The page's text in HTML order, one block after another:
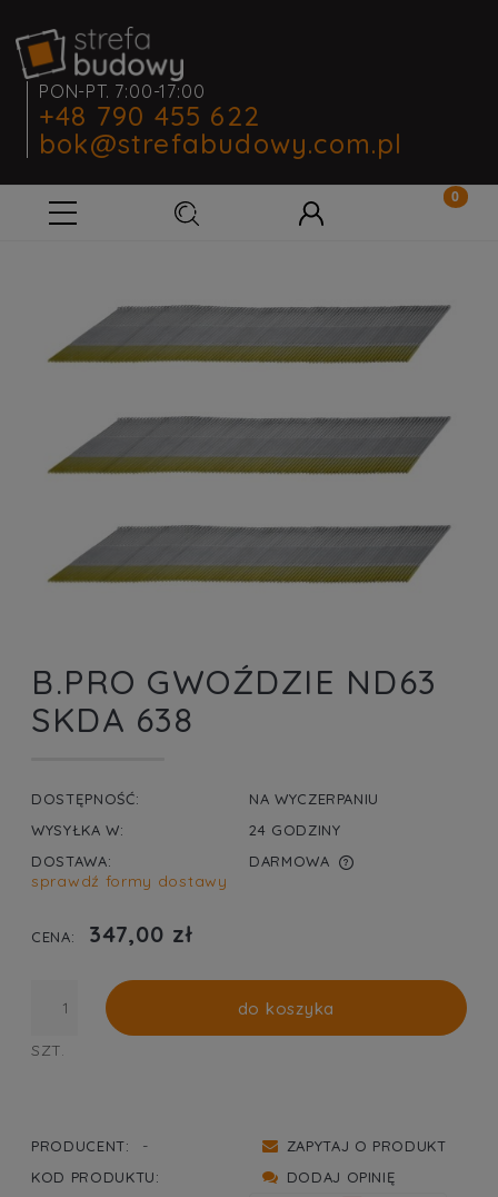
PON-PT. 7:00-17:00
+48 790 455 622
bok@strefabudowy.com.pl
B.PRO GWOŹDZIE ND63
SKDA 638
DOSTĘPNOŚĆ:
NA WYCZERPANIU
WYSYŁKA W:
24 GODZINY
DOSTAWA:
DARMOWA
CENA NIE ZAWIERA EWENTUALNYCH KOSZTÓW
sprawdź formy dostawy
CENA: 347,00 zł
SZT.
do koszyka
PRODUCENT: -
KOD PRODUKTU:
ZAPYTAJ O PRODUKT
DODAJ OPINIĘ